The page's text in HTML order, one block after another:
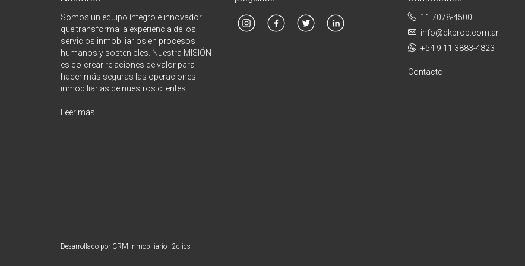
Somos un equipo íntegro e innovador
que transforma la experiencia de los
servicios inmobiliarios en procesos
humanos y sostenibles. Nuestra MISIÓN
es co-crear relaciones de valor para
hacer más seguras las operaciones
inmobiliarias de nuestros clientes.
Leer más
11 7078-4500
info@dkprop.com.ar
+54 9 11 3883-4823
Contacto
Desarrollado por CRM Inmobiliario - 2clics